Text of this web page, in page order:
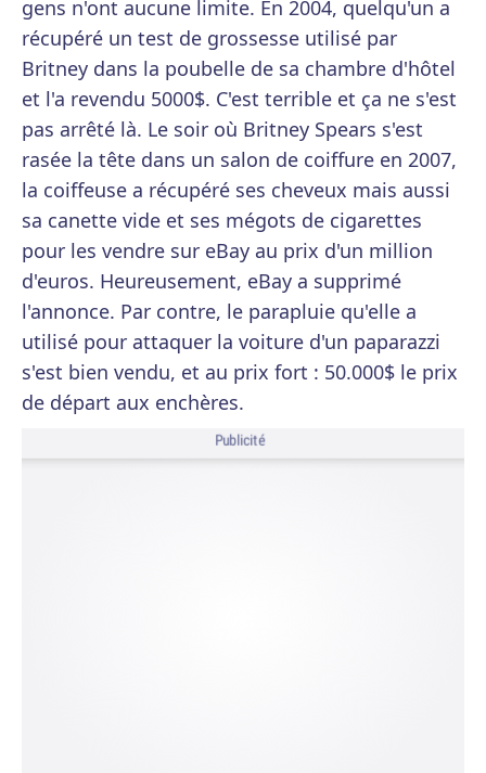
gens n'ont aucune limite. En 2004, quelqu'un a
récupéré un test de grossesse utilisé par
Britney dans la poubelle de sa chambre d'hôtel
et l'a revendu 5000$. C'est terrible et ça ne s'est
pas arrêté là. Le soir où Britney Spears s'est
rasée la tête dans un salon de coiffure en 2007,
la coiffeuse a récupéré ses cheveux mais aussi
sa canette vide et ses mégots de cigarettes
pour les vendre sur eBay au prix d'un million
d'euros. Heureusement, eBay a supprimé
l'annonce. Par contre, le parapluie qu'elle a
utilisé pour attaquer la voiture d'un paparazzi
s'est bien vendu, et au prix fort : 50.000$ le prix
de départ aux enchères.
Publicité